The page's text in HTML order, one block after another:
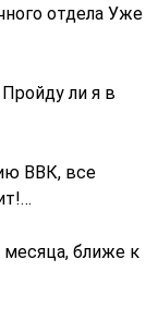
отдела Уже
ли я в
ВВК, все
ближе к